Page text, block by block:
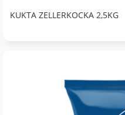
KUKTA ZELLERKOCKA 2,5KG